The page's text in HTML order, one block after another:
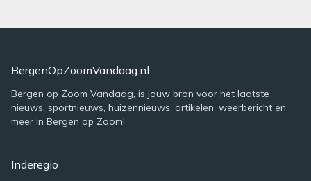
BergenOpZoomVandaag.nl
Bergen op Zoom Vandaag, is jouw bron voor het laatste
nieuws, sportnieuws, huizennieuws, artikelen, weerbericht en
meer in Bergen op Zoom!
Inderegio